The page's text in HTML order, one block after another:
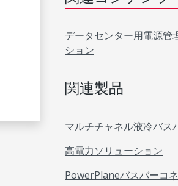
データセンター用電源管
ション
関連製品
マルチチャネル液冷バス
高電力ソリューション
PowerPlaneバスバーコ